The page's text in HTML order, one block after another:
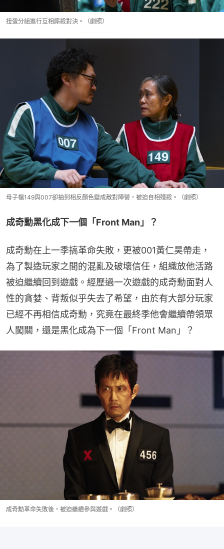
扭蛋分組進行互相廝殺對決。（劇照）
母子檔149與007卻抽到相反顏色變成敵對陣營，被迫自相殘殺。（劇照）
成奇勳黑化成下一個「Front Man」？
成奇勳在上一季搞革命失敗，更被001黃仁昊帶走，
為了製造玩家之間的混亂及破壞信任，組織放他活路
被迫繼續回到遊戲。經歷過一次遊戲的成奇勳面對人
性的貪婪、背叛似乎失去了希望，由於有大部分玩家
已經不再相信成奇勳，究竟在最終季他會繼續帶領眾
人闖關，還是黑化成為下一個「Front Man」？
成奇勳革命失敗後，被迫繼續參與遊戲。（劇照）